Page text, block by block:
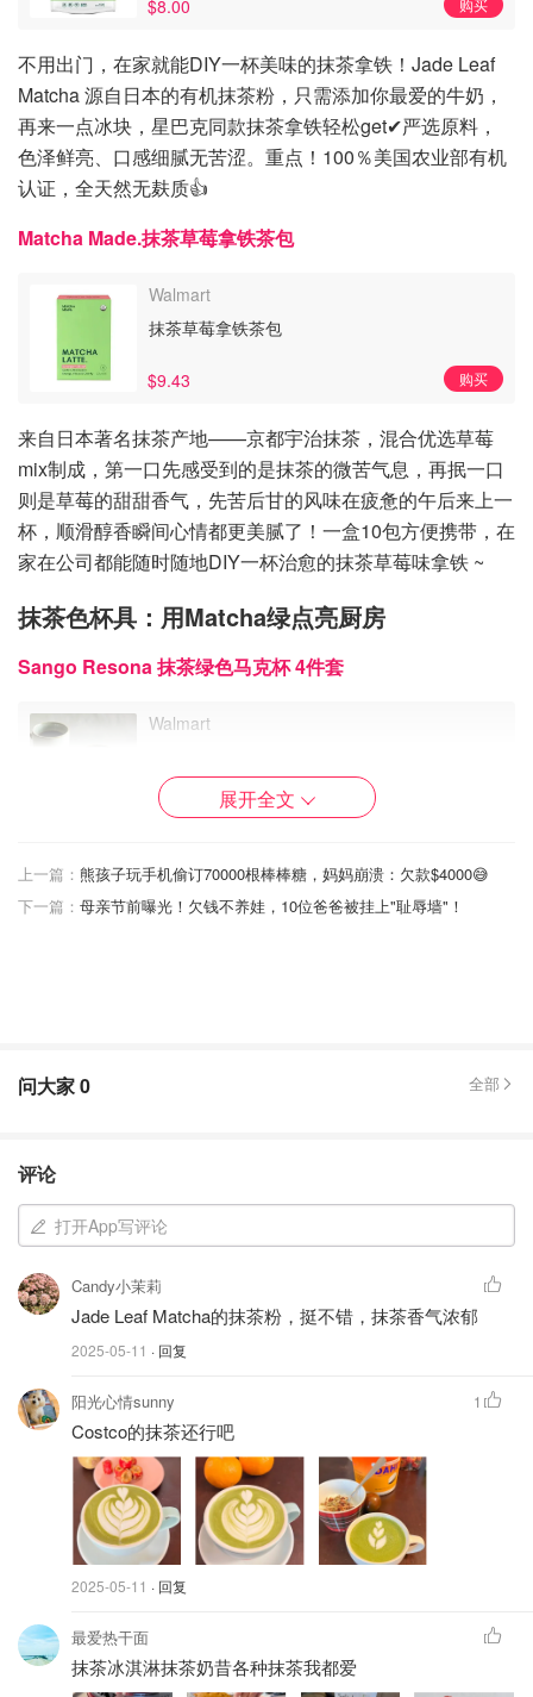
$8.00 购买
不用出门，在家就能DIY一杯美味的抹茶拿铁！Jade Leaf
Matcha 源自日本的有机抹茶粉，只需添加你最爱的牛奶，
再来一点冰块，星巴克同款抹茶拿铁轻松get✔严选原料，
色泽鲜亮、口感细腻无苦涩。重点！100％美国农业部有机
认证，全天然无麸质👍
Matcha Made.抹茶草莓拿铁茶包
抹茶草莓拿铁茶包
$9.43
Walmart
购买
来自日本著名抹茶产地——京都宇治抹茶，混合优选草莓
mix制成，第一口先感受到的是抹茶的微苦气息，再抿一口
则是草莓的甜甜香气，先苦后甘的风味在疲惫的午后来上一
杯，顺滑醇香瞬间心情都更美腻了！一盒10包方便携带，在
家在公司都能随时随地DIY一杯治愈的抹茶草莓味拿铁 ~
抹茶色杯具：用Matcha绿点亮厨房
Sango Resona 抹茶绿色马克杯 4件套
$29.99
Walmart
谁说杯具只是容器？这组抹茶绿色系渐变的哑光马克杯，用
灰白基底托住一抹低饱和Matcha绿🍃，像是把晨雾未散的
森林藏进了厨房！极简风设计+粗陶肌理感，倒入一杯抹茶
拿铁时就行日剧同款治愈画面～
Exhoden 手工陶艺不规则形咖啡杯
手工陶艺不规则形咖啡杯
展开全文
上一篇： 熊孩子玩手机偷订70000根棒棒糖，妈妈崩溃：欠款$4000😅
下一篇： 母亲节前曝光！欠钱不养娃，10位爸爸被挂上"耻辱墙"​！
问大家0 全部
评论
打开App写评论
Candy小茉莉
Jade Leaf Matcha的抹茶粉，挺不错，抹茶香气浓郁
2025-05-11 · 回复
阳光心情sunny
Costco的抹茶还行吧
2025-05-11 · 回复
1
最爱热干面
抹茶冰淇淋抹茶奶昔各种抹茶我都爱